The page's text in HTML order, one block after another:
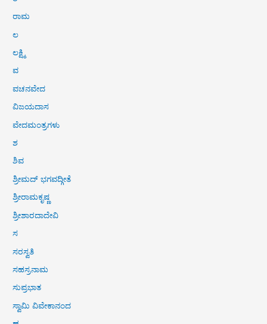
ರಾಮ
ಲ
ಲಕ್ಷ್ಮಿ
ವ
ವಚನವೇದ
ವಿಜಯದಾಸ
ವೇದಮಂತ್ರಗಳು
ಶ
ಶಿವ
ಶ್ರೀಮದ್ ಭಗವದ್ಗೀತೆ
ಶ್ರೀರಾಮಕೃಷ್ಣ
ಶ್ರೀಶಾರದಾದೇವಿ
ಸ
ಸರಸ್ವತಿ
ಸಹಸ್ರನಾಮ
ಸುಪ್ರಭಾತ
ಸ್ವಾಮಿ ವಿವೇಕಾನಂದ